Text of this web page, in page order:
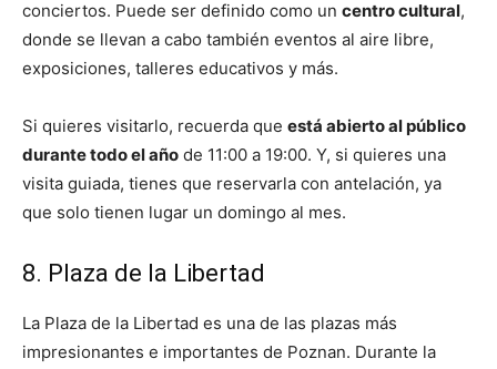
conciertos. Puede ser definido como un centro cultural,
donde se llevan a cabo también eventos al aire libre,
exposiciones, talleres educativos y más.
Si quieres visitarlo, recuerda que está abierto al público
durante todo el año de 11:00 a 19:00. Y, si quieres una
visita guiada, tienes que reservarla con antelación, ya
que solo tienen lugar un domingo al mes.
8. Plaza de la Libertad
La Plaza de la Libertad es una de las plazas más
impresionantes e importantes de Poznan. Durante la